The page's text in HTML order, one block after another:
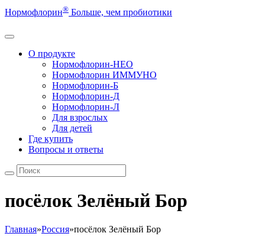
Нормофлорин® Больше, чем пробиотики
О продукте
Нормофлорин-НЕО
Нормофлорин ИММУНО
Нормофлорин-Б
Нормофлорин-Д
Нормофлорин-Л
Для взрослых
Для детей
Где купить
Вопросы и ответы
посёлок Зелёный Бор
Главная»Россия»посёлок Зелёный Бор